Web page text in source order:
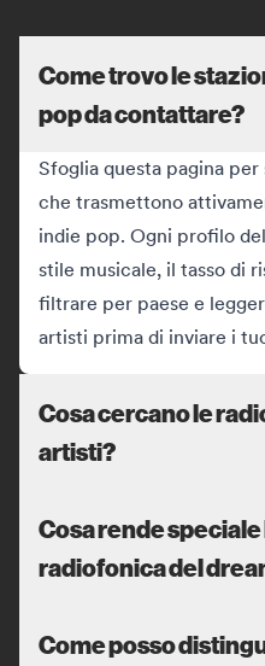
Come trovo le
pop da contattare?
Sfoglia questa pagina
che trasmettono
indie pop. Ogni profilo
stile musicale, il tasso di
filtrare per paese e
artisti prima di inviare i
Cosa cercano le
artisti?
Cosa rende speciale
radiofonica del
Come posso